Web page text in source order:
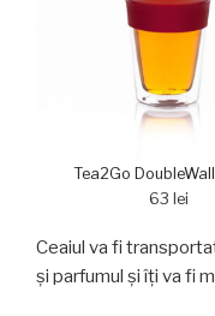
Tea2Go
63 lei
Ceaiul va fi
şi parfumul și îți va fi